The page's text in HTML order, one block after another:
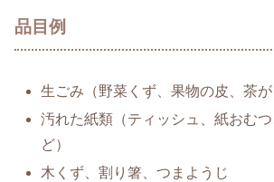
品目例
生ごみ（野菜くず、果物の皮、茶が
汚れた紙類（ティッシュ、紙おむ
ど）
木くず、割り箸、つまようじ